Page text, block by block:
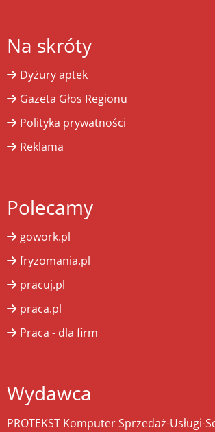
Na skróty
Dyżury aptek
Gazeta Głos Regionu
Polityka prywatności
Reklama
Polecamy
gowork.pl
fryzomania.pl
pracuj.pl
praca.pl
Praca - dla firm
Wydawca
PROTEKST Komputer Sprzedaż-Usługi-